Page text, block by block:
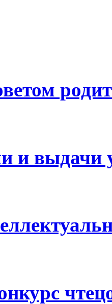
и выдачи